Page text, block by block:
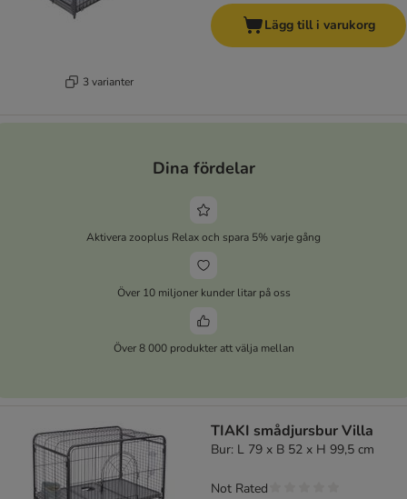
3 varianter
Lägg till i varukorg
Dina fördelar
Aktivera zooplus Relax och spara 5% varje gång
Över 10 miljoner kunder litar på oss
Över 8 000 produkter att välja mellan
TIAKI smådjursbur Villa
Bur: L 79 x B 52 x H 99,5 cm
Not Rated